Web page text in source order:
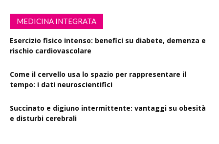
MEDICINA INTEGRATA
Esercizio fisico intenso: benefici su diabete, demenza e
rischio cardiovascolare
Come il cervello usa lo spazio per rappresentare il
tempo: i dati neuroscientifici
Succinato e digiuno intermittente: vantaggi su obesità
e disturbi cerebrali